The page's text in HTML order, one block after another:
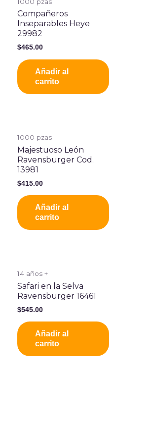
Compañeros
Inseparables Heye
29982
$465.00
Añadir al
carrito
1000 pzas
Majestuoso León
Ravensburger Cod.
13981
$415.00
Añadir al
carrito
14 años +
Safari en la Selva
Ravensburger 16461
$545.00
Añadir al
carrito